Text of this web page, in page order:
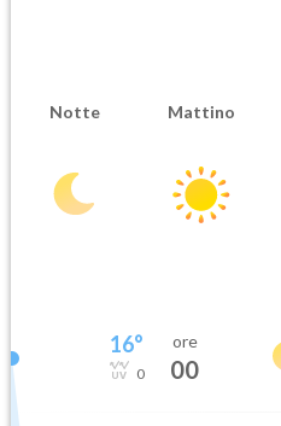
Notte Mattino
16°
0
ore
00